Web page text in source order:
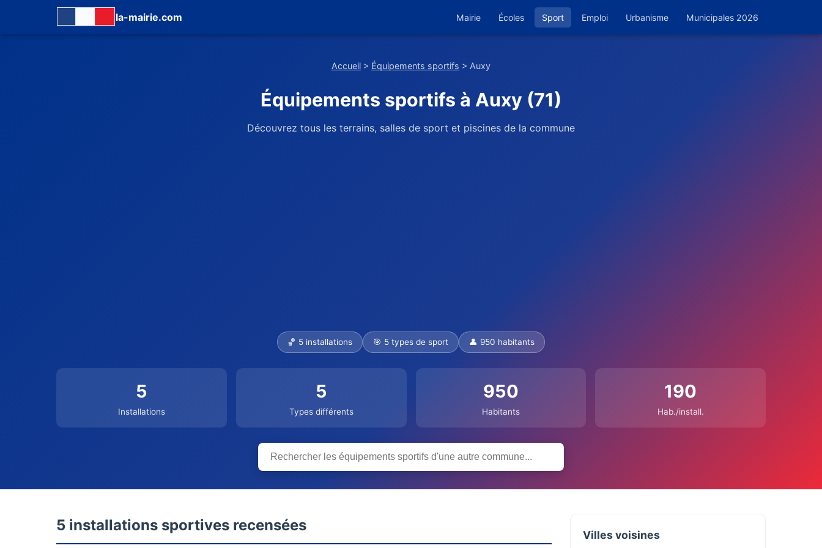
la-mairie.com Mairie Écoles Sport Emploi Urbanisme Municipales 2026
Accueil > Équipements sportifs > Auxy
Équipements sportifs à Auxy (71)
Découvrez tous les terrains, salles de sport et piscines de la commune
🏀 5 installations 🎯 5 types de sport 👤 950 habitants
5
Installations
5
Types différents
950
Habitants
190
Hab./install.
5 installations sportives recensées
Villes voisines